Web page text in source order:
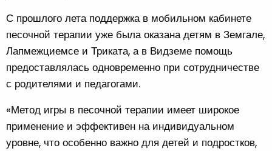
С прошлого лета поддержка в мобильном кабинете
песочной терапии уже была оказана детям в Земгале,
Лапмежциемсе и Триката, а в Видземе помощь
предоставлялась одновременно при сотрудничестве
с родителями и педагогами.
«Метод игры в песочной терапии имеет широкое
применение и эффективен на индивидуальном
уровне, что особенно важно для детей и подростков,